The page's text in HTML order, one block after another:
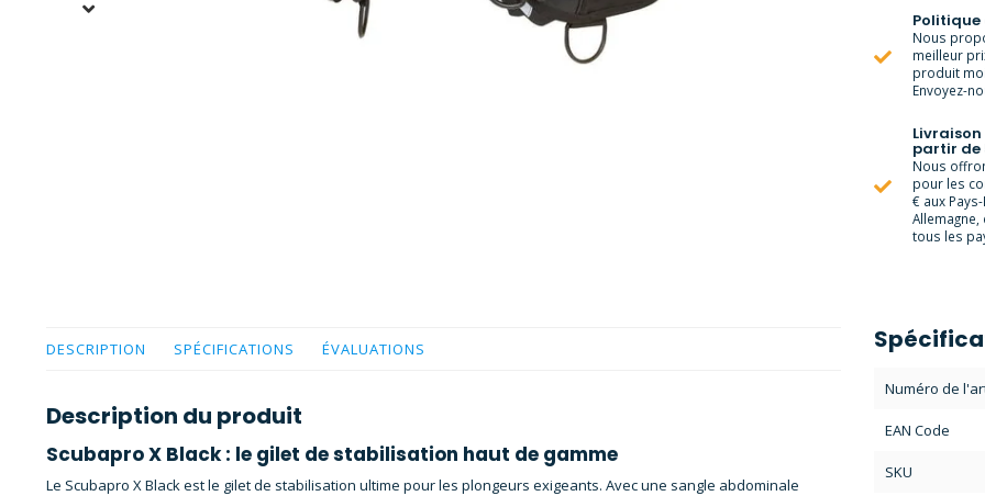
Politique
Nous
meilleur
produit
Envoyez-
partir de
Nous
pour les
€ aux
tous les
DESCRIPTION SPÉCIFICATIONS ÉVALUATIONS
Description du produit
Scubapro X Black : le gilet de stabilisation haut de gamme
Le Scubapro X Black est le gilet de stabilisation ultime pour les plongeurs exigeants. Avec une sangle abdominale
Numéro de
EAN Code
SKU